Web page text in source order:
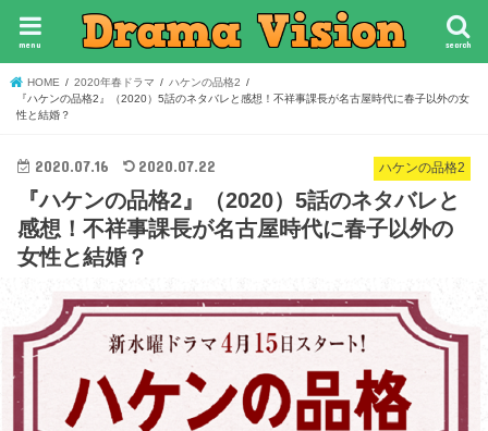
search
menu
HOME 2020年春ドラマ
ハケンの品格2
『ハケンの品格2』（2020）5話のネタバレと感想！不祥事課長が名古屋時代に春子以外の女
性と結婚？
ハケンの品格2
2020.07.16 2020.07.22
『ハケンの品格2』（2020）5話のネタバレと
感想！不祥事課長が名古屋時代に春子以外の
女性と結婚？